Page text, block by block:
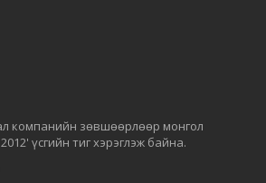
компанийн зөвшөөрлөөр монгол
үсгийн тиг хэрэглэж байна.